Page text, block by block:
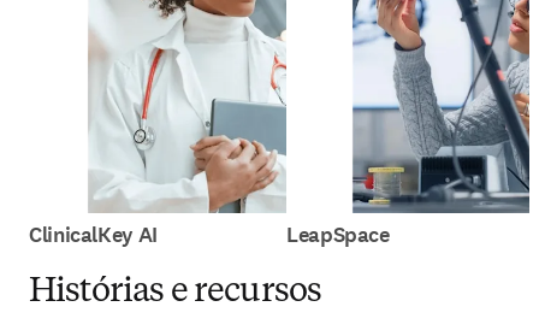
ClinicalKey AI LeapSpace
Histórias e recursos